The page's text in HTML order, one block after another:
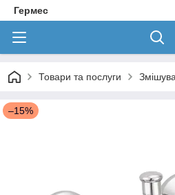
Гермес
Товари та послуги
–15%